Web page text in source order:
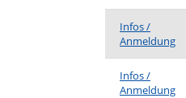
Infos /
Anmeldung
Infos /
Anmeldung